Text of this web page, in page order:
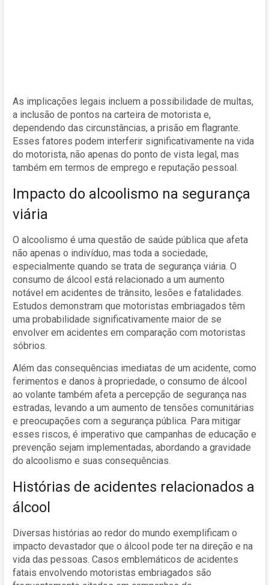
As implicações legais incluem a possibilidade de multas,
a inclusão de pontos na carteira de motorista e,
dependendo das circunstâncias, a prisão em flagrante.
Esses fatores podem interferir significativamente na vida
do motorista, não apenas do ponto de vista legal, mas
também em termos de emprego e reputação pessoal.
Impacto do alcoolismo na segurança
viária
O alcoolismo é uma questão de saúde pública que afeta
não apenas o indivíduo, mas toda a sociedade,
especialmente quando se trata de segurança viária. O
consumo de álcool está relacionado a um aumento
notável em acidentes de trânsito, lesões e fatalidades.
Estudos demonstram que motoristas embriagados têm
uma probabilidade significativamente maior de se
envolver em acidentes em comparação com motoristas
sóbrios.
Além das consequências imediatas de um acidente, como
ferimentos e danos à propriedade, o consumo de álcool
ao volante também afeta a percepção de segurança nas
estradas, levando a um aumento de tensões comunitárias
e preocupações com a segurança pública. Para mitigar
esses riscos, é imperativo que campanhas de educação e
prevenção sejam implementadas, abordando a gravidade
do alcoolismo e suas consequências.
Histórias de acidentes relacionados a
álcool
Diversas histórias ao redor do mundo exemplificam o
impacto devastador que o álcool pode ter na direção e na
vida das pessoas. Casos emblemáticos de acidentes
fatais envolvendo motoristas embriagados são